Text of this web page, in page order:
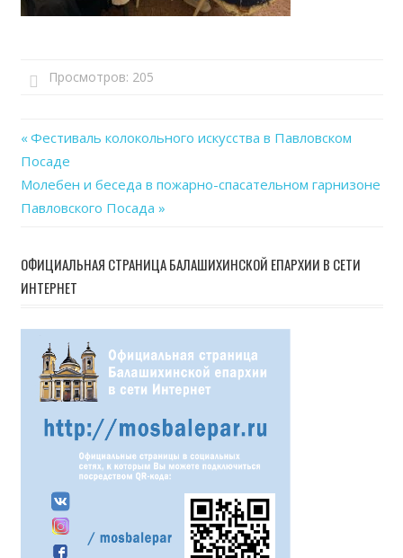
Просмотров: 205
Навигация
по
Previous
Post:
Фестиваль колокольного искусства в Павловском
Посаде
Next
Post:
Молебен и беседа в пожарно-спасательном гарнизоне
Павловского Посада
ОФИЦИАЛЬНАЯ СТРАНИЦА БАЛАШИХИНСКОЙ ЕПАРХИИ В СЕТИ
ИНТЕРНЕТ